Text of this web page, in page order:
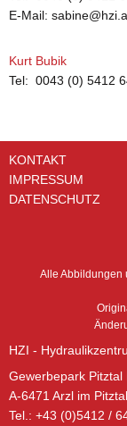
E-Mail:
Kurt Bubik
Tel: 0043 (0) 5412
KONTAKT
IMPRESSUM
DATENSCHUTZ
Alle Abbildungen
HZI -
Gewerbepark Pitztal
A-6471 Arzl im Pitztal
Tel.: +43 (0)5412 /